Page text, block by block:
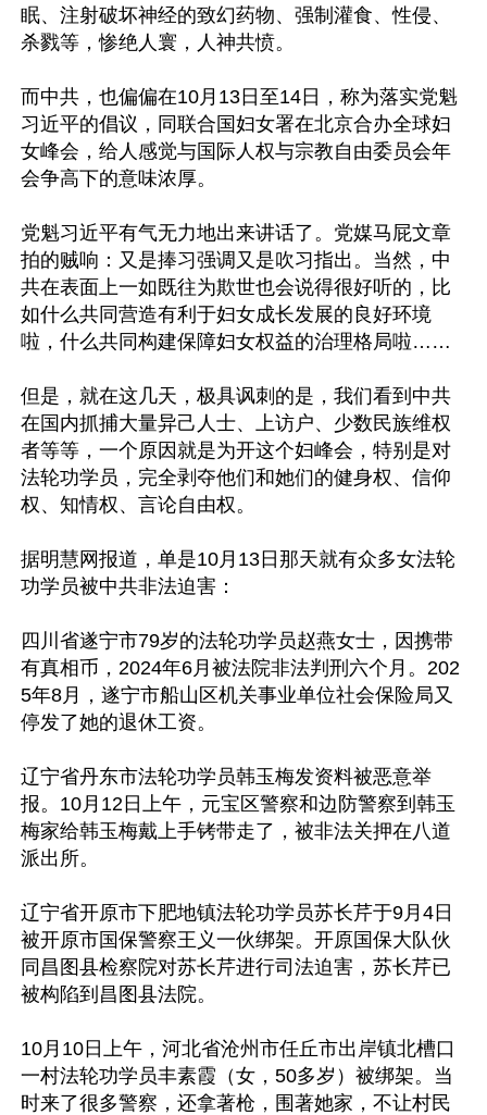
眠、注射破坏神经的致幻药物、强制灌食、性侵、
杀戮等，惨绝人寰，人神共愤。
而中共，也偏偏在10月13日至14日，称为落实党魁
习近平的倡议，同联合国妇女署在北京合办全球妇
女峰会，给人感觉与国际人权与宗教自由委员会年
会争高下的意味浓厚。
党魁习近平有气无力地出来讲话了。党媒马屁文章
拍的贼响：又是捧习强调又是吹习指出。当然，中
共在表面上一如既往为欺世也会说得很好听的，比
如什么共同营造有利于妇女成长发展的良好环境
啦，什么共同构建保障妇女权益的治理格局啦……
但是，就在这几天，极具讽刺的是，我们看到中共
在国内抓捕大量异己人士、上访户、少数民族维权
者等等，一个原因就是为开这个妇峰会，特别是对
法轮功学员，完全剥夺他们和她们的健身权、信仰
权、知情权、言论自由权。
据明慧网报道，单是10月13日那天就有众多女法轮
功学员被中共非法迫害：
四川省遂宁市79岁的法轮功学员赵燕女士，因携带
有真相币，2024年6月被法院非法判刑六个月。202
5年8月，遂宁市船山区机关事业单位社会保险局又
停发了她的退休工资。
辽宁省丹东市法轮功学员韩玉梅发资料被恶意举
报。10月12日上午，元宝区警察和边防警察到韩玉
梅家给韩玉梅戴上手铐带走了，被非法关押在八道
派出所。
辽宁省开原市下肥地镇法轮功学员苏长芹于9月4日
被开原市国保警察王义一伙绑架。开原国保大队伙
同昌图县检察院对苏长芹进行司法迫害，苏长芹已
被构陷到昌图县法院。
10月10日上午，河北省沧州市任丘市出岸镇北槽口
一村法轮功学员丰素霞（女，50多岁）被绑架。当
时来了很多警察，还拿著枪，围著她家，不让村民